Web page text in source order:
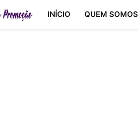
INÍCIO QUEM SOMOS